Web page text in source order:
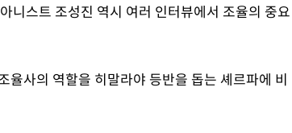
니스트 조성진 역시 여러 인터뷰에서 조율의 중요
사의 역할을 히말라야 등반을 돕는 셰르파에 비